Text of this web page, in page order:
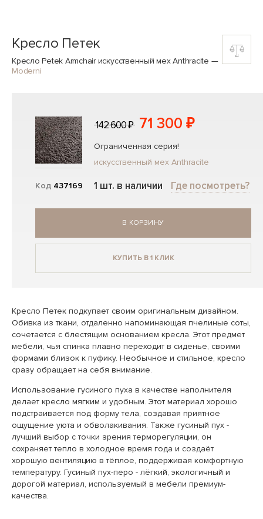
Кресло Петек
Кресло Petek Armchair искусственный мех Anthracite —
Moderni
Код 437169
142 600 ₽ 71 300 ₽
Ограниченная серия!
искусственный мех Anthracite
1 шт. в наличии Где посмотреть?
В КОРЗИНУ
КУПИТЬ В 1 КЛИК
Кресло Петек подкупает своим оригинальным дизайном.
Обивка из ткани, отдаленно напоминающая пчелиные соты,
сочетается с блестящим основанием кресла. Этот предмет
мебели, чья спинка плавно переходит в сиденье, своими
формами близок к пуфику. Необычное и стильное, кресло
сразу обращает на себя внимание.
Использование гусиного пуха в качестве наполнителя
делает кресло мягким и удобным. Этот материал хорошо
подстраивается под форму тела, создавая приятное
ощущение уюта и обволакивания. Также гусиный пух -
лучший выбор с точки зрения терморегуляции, он
сохраняет тепло в холодное время года и создаёт
хорошую вентиляцию в тёплое, поддерживая комфортную
температуру. Гусиный пух-перо - лёгкий, экологичный и
дорогой материал, используемый в мебели премиум-
качества.